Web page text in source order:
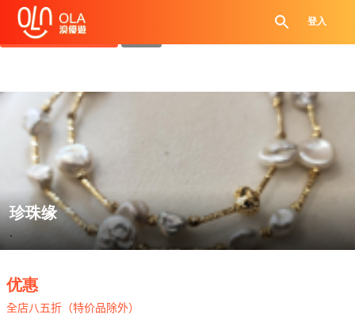
登入
领取每日优惠券
查看`我的优惠记录`
珍珠缘
.
优惠
全店八五折（特价品除外）